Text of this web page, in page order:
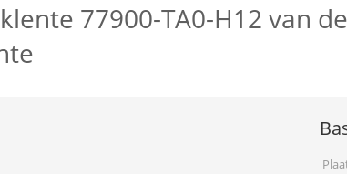
77900-TA0-H12 van